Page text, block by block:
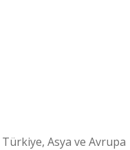
Türkiye, Asya ve Avrupa